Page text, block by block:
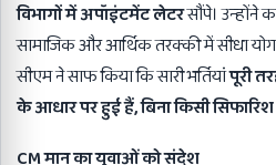
विभागों में अपॉइंटमेंट लेटरसौंपे। उन्होंने
सामाजिक और आर्थिक तरक्की में सीधा
सीएम ने साफ किया कि सारी भर्तियांपूरी
के आधार पर हुई हैं,बिना किसी
CMमान का युवाओं को संदेश